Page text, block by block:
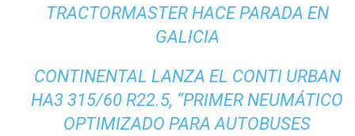
TRACTORMASTER HACE PARADA EN
GALICIA
CONTINENTAL LANZA EL CONTI URBAN
HA3 315/60 R22.5, “PRIMER NEUMÁTICO
OPTIMIZADO PARA AUTOBUSES